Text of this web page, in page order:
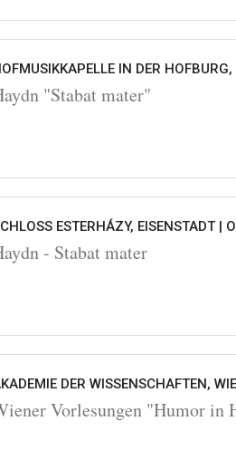
IN DER HOFBURG,
"Stabat mater"
ESTERHÁZY, EISENSTADT |
- Stabat mater
DER WISSENSCHAFTEN,
Vorlesungen "Humor in